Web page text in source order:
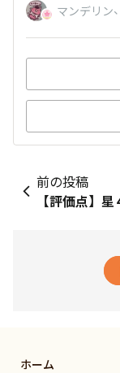
マンデリン、
前の投稿
ホーム